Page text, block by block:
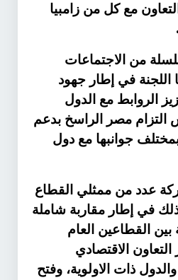
مع كل من زامبيا
من الاجتماعات
اللجنة في إطار جهود
الروابط مع الدول
التزام مصر الراسخ بدعم
بمختلف جوانبها مع دول
عدد من ممثلي القطاع
في إطار مقاربة شاملة
القطاعين العام
الاقتصادي
ذات الاولوية، وفتح